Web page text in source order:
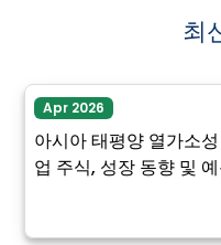
최
Apr 2026
아시아 태평양 열가소
업 주식, 성장 동향 및